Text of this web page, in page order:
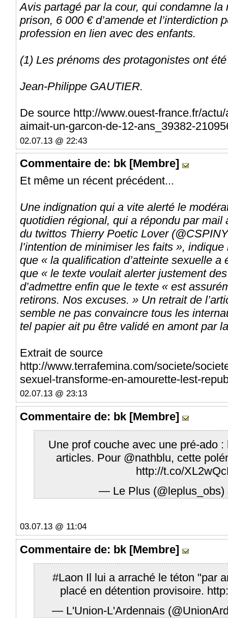
Avis partagé par la cour, qui condamne
prison, 6 000 € d’amende et l’interdiction
profession en lien avec des enfants.
(1) Les prénoms des protagonistes ont
Jean-Philippe GAUTIER.
De source http://www.ouest-france.fr/
aimait-un-garcon-de-12-ans_39382-
02.07.13 @ 22:43
Commentaire de: bk [Membre]
Et même un récent précédent...
Une indignation qui a vite alerté le
quotidien régional, qui a répondu par
du twittos Thierry Poetic Lover
l’intention de minimiser les faits »,
que « la qualification d’atteinte sexuelle
que « le texte voulait alerter justement
d’admettre enfin que le texte « est
retirons. Nos excuses. » Un retrait de
semble ne pas convaincre tous les
tel papier ait pu être validé en amont par
Extrait de source
http://www.terrafemina.com/societe/
sexuel-transforme-en-amourette-lest-
02.07.13 @ 23:13
Commentaire de: bk [Membre]
Une prof couche avec une pré-ado
articles. Pour @nathblu, cette
http://t.co/
— Le Plus (@leplus_obs)
03.07.13 @ 11:04
Commentaire de: bk [Membre]
#Laon Il lui a arraché le téton "par
placé en détention provisoire.
— L'Union-L'Ardennais